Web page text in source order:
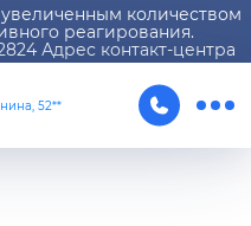
количеством
реагирования.
Адрес контакт-центра
52**